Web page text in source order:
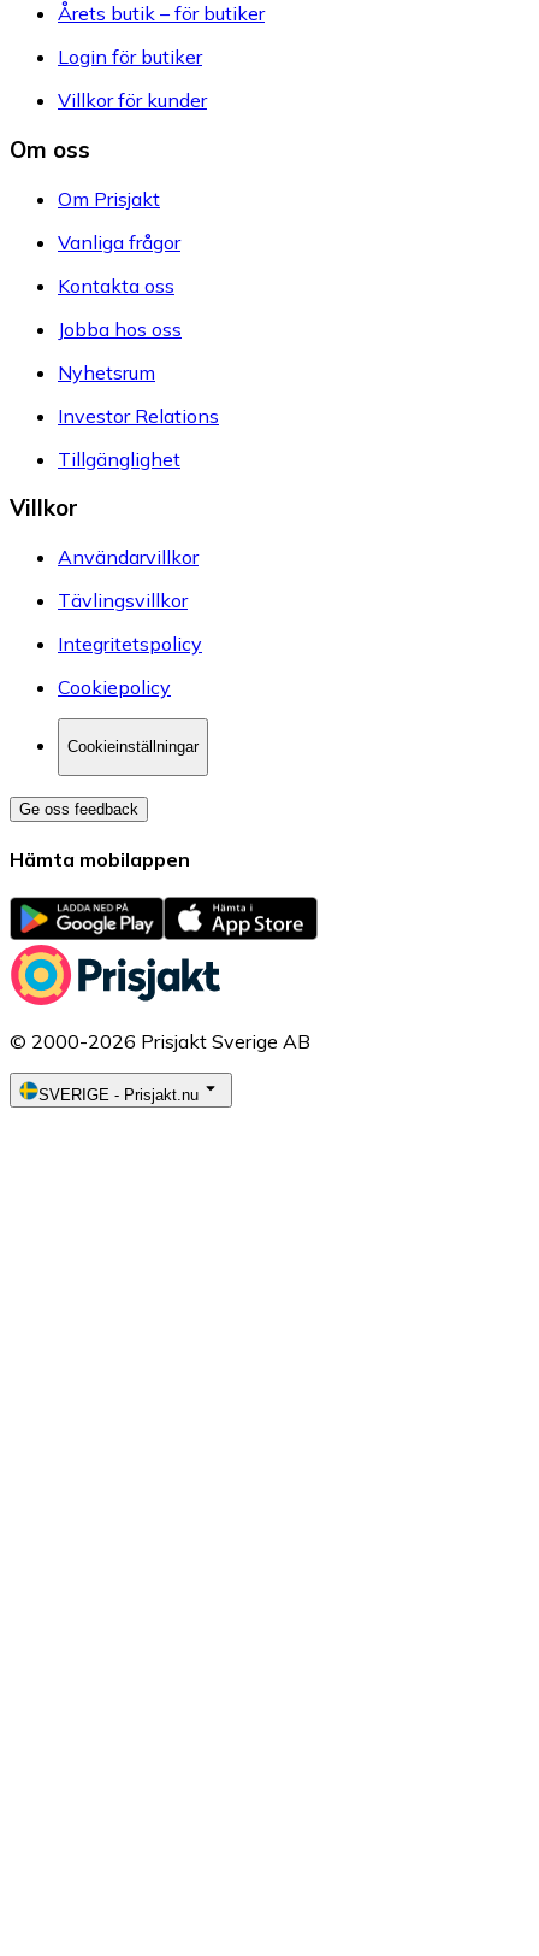
Årets butik – för butiker
Login för butiker
Villkor för kunder
Om oss
Om Prisjakt
Vanliga frågor
Kontakta oss
Jobba hos oss
Nyhetsrum
Investor Relations
Tillgänglighet
Villkor
Användarvillkor
Tävlingsvillkor
Integritetspolicy
Cookiepolicy
Cookieinställningar
Ge oss feedback
Hämta mobilappen
© 2000-2026 Prisjakt Sverige AB
SVERIGE - Prisjakt.nu